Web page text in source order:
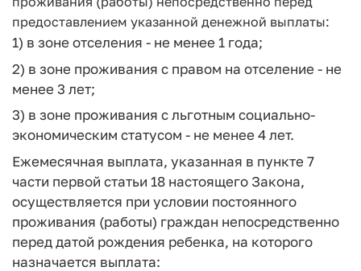
предоставлением указанной денежной выплаты:
1) в зоне отселения - не менее 1 года;
2) в зоне проживания с правом на отселение - не
менее 3 лет;
3) в зоне проживания с льготным социально-
экономическим статусом - не менее 4 лет.
Ежемесячная выплата, указанная в пункте 7
части первой статьи 18 настоящего Закона,
осуществляется при условии постоянного
проживания (работы) граждан непосредственно
перед датой рождения ребенка, на которого
назначается выплата: